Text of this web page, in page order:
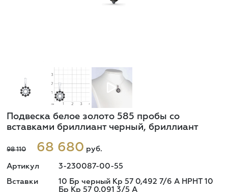
Подвеска белое золото 585 пробы со
вставками бриллиант черный, бриллиант
98 110 68 680 руб.
Артикул 3-230087-00-55
Вставки
10 Бр черный Кр 57 0,492 7/6 А HPHT 10
Бр Кр 57 0,091 3/5 А